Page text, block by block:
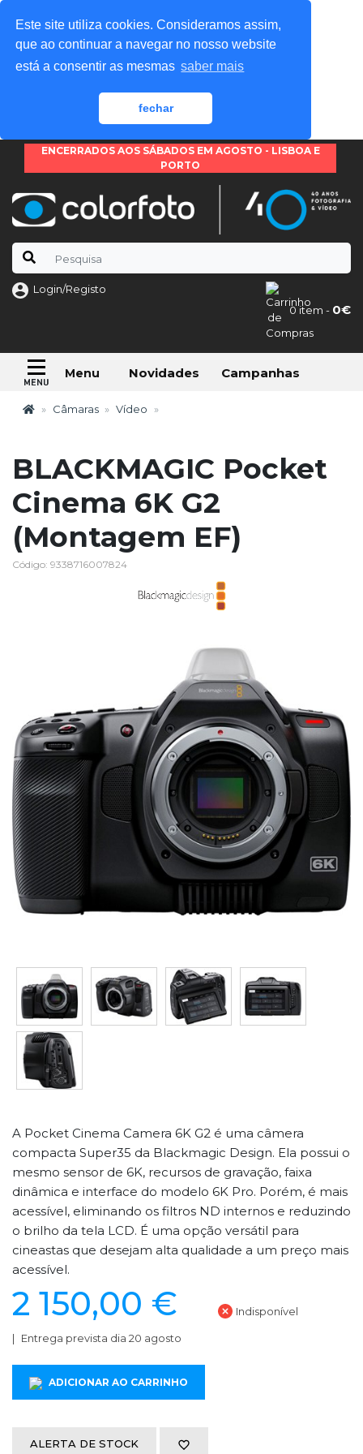
Este site utiliza cookies. Consideramos assim,
que ao continuar a navegar no nosso website
está a consentir as mesmas saber mais
fechar
ENCERRADOS AOS SÁBADOS EM AGOSTO - LISBOA E
PORTO
Login/Registo
0 item - 0€
Menu Novidades Campanhas
Câmaras Vídeo
BLACKMAGIC Pocket
Cinema 6K G2
(Montagem EF)
Código: 9338716007824
A Pocket Cinema Camera 6K G2 é uma câmera
compacta Super35 da Blackmagic Design. Ela possui o
mesmo sensor de 6K, recursos de gravação, faixa
dinâmica e interface do modelo 6K Pro. Porém, é mais
acessível, eliminando os filtros ND internos e reduzindo
o brilho da tela LCD. É uma opção versátil para
cineastas que desejam alta qualidade a um preço mais
acessível.
2 150,00 € Indisponível
Entrega prevista dia 20 agosto
ADICIONAR AO CARRINHO
ALERTA DE STOCK